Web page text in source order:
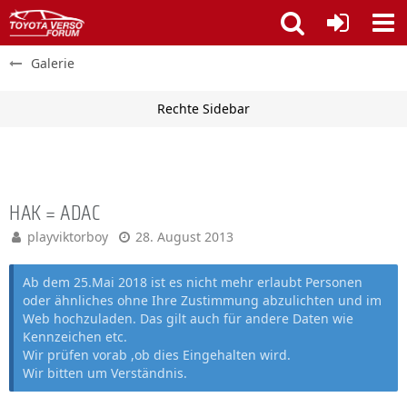
Galerie
HAK = ADAC
playviktorboy 28. August 2013
Ab dem 25.Mai 2018 ist es nicht mehr erlaubt Personen
oder ähnliches ohne Ihre Zustimmung abzulichten und im
Web hochzuladen. Das gilt auch für andere Daten wie
Kennzeichen etc.
Wir prüfen vorab ,ob dies Eingehalten wird.
Wir bitten um Verständnis.